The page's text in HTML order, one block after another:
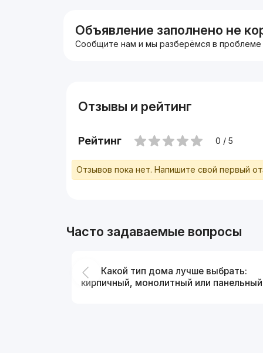
Объявление заполнено не
Сообщите нам и мы разберёмся в проблеме
Отзывы и рейтинг
Рейтинг 0 / 5
Отзывов пока нет. Напишите свой первый
Часто задаваемые вопросы
Какой тип дома лучше выбрать:
кирпичный, монолитный или